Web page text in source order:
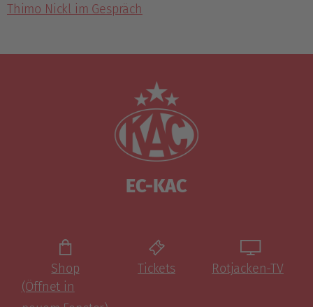
Thimo Nickl im Gespräch
EC-KAC
Shop
(Öffnet in
Tickets Rotjacken-TV